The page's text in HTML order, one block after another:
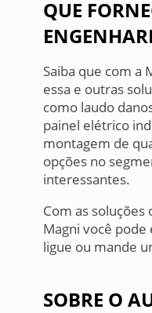
QUE
Saiba que com a
essa e outras
como laudo
painel elétrico
montagem de
opções no
interessantes.
Com as
Magni você pode
ligue ou mande
SOBRE O